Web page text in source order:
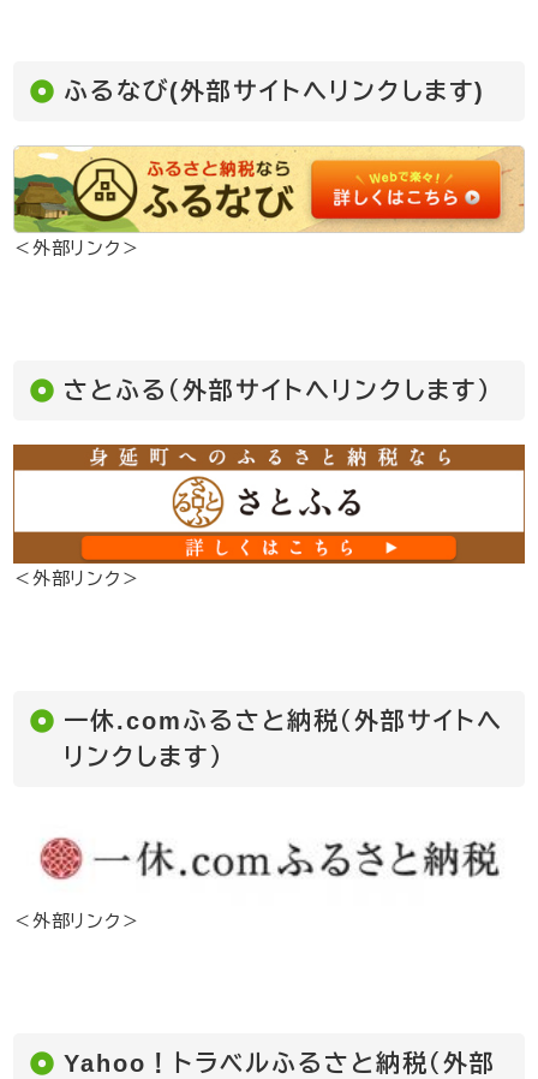
ふるなび(外部サイトへリンクします)
＜外部リンク＞
さとふる（外部サイトへリンクします）
＜外部リンク＞
一休.comふるさと納税（外部サイトへ
リンクします）
＜外部リンク＞
Yahoo！トラベルふるさと納税（外部